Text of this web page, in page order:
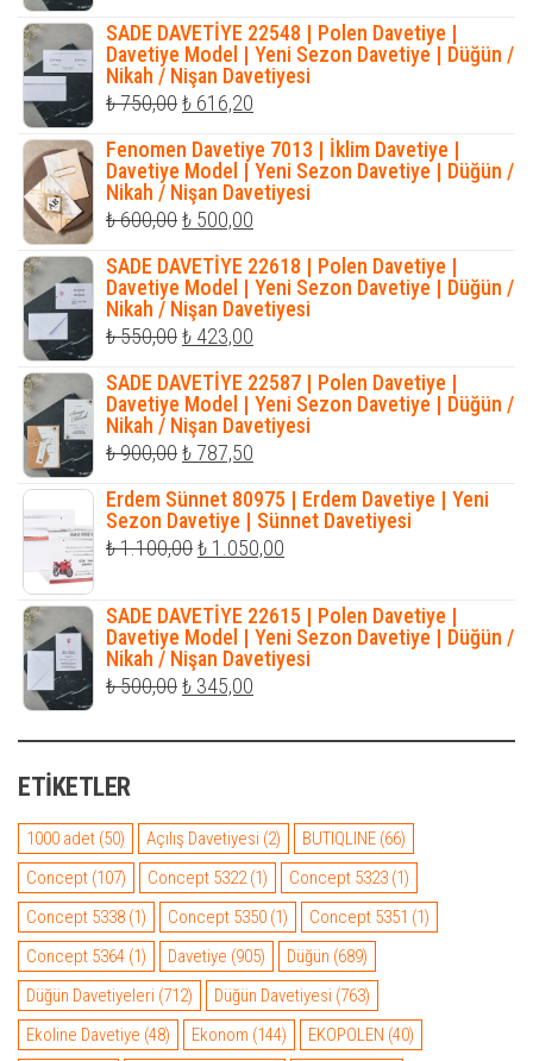
fiyat:
₺ 550,00.fiyat:
₺ 422,00.
SADE DAVETİYE 22548 | Polen Davetiye |
Davetiye Model | Yeni Sezon Davetiye | Düğün /
Nikah / Nişan Davetiyesi
₺750,00Orijinal
₺ 750,00.
₺ 616,20
fiyat:
₺ 616,20.
Fenomen Davetiye 7013 | İklim Davetiye |
Davetiye Model | Yeni Sezon Davetiye | Düğün /
Nikah / Nişan Davetiyesi
₺600,00Orijinal
fiyat:
₺ 600,00.
₺ 500,00
fiyat:
₺ 500,00.
SADE DAVETİYE 22618 | Polen Davetiye |
Davetiye Model | Yeni Sezon Davetiye | Düğün /
Nikah / Nişan Davetiyesi
₺550,00Orijinal
fiyat:
₺ 550,00.
₺ 423,00
fiyat:
₺ 423,00.
SADE DAVETİYE 22587 | Polen Davetiye |
Davetiye Model | Yeni Sezon Davetiye | Düğün /
Nikah / Nişan Davetiyesi
₺900,00Orijinal
₺ 900,00.
₺ 787,50
fiyat:
₺ 787,50.
Erdem Sünnet 80975 | Erdem Davetiye | Yeni
Sezon Davetiye | Sünnet Davetiyesi
₺1.100,00Orijinal
₺ 1.100,00.
₺ 1.050,00
fiyat:
₺ 1.050,00.
SADE DAVETİYE 22615 | Polen Davetiye |
Davetiye Model | Yeni Sezon Davetiye | Düğün /
Nikah / Nişan Davetiyesi
₺500,00Orijinal
₺ 345,00
ETIKETLER
1000 adet (50) Açılış Davetiyesi (2) BUTIQLINE (66)
Concept (107) Concept 5322(1) Concept 5323 (1)
Concept 5338 (1) Concept 5350 (1) Concept 5351 (1)
Concept 5364 (1) Davetiye (905) Düğün (689)
Düğün Davetiyeleri (712) Düğün Davetiyesi (763)
Ekoline Davetiye (48) Ekonom (144) EKOPOLEN (40)